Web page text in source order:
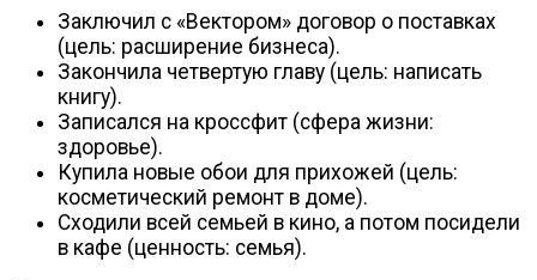
Заключил с «Вектором» договор о поставках
(цель: расширение бизнеса).
Закончила четвертую главу (цель: написать
книгу).
Записался на кроссфит (сфера жизни:
здоровье).
Купила новые обои для прихожей (цель:
косметический ремонт в доме).
Сходили всей семьей в кино, а потом посидели
в кафе (ценность: семья).